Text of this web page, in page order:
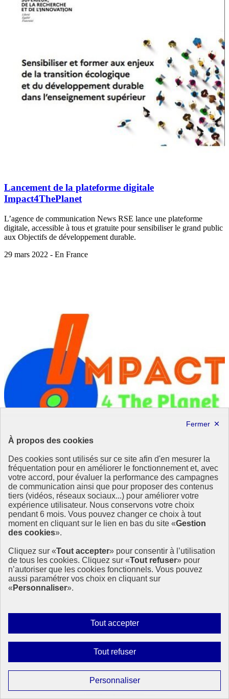
À propos des cookies
Des cookies sont utilisés sur ce site afin d'en mesurer la
fréquentation pour en améliorer le fonctionnement et, avec
votre accord, pour évaluer la performance des campagnes
de communication ainsi que pour proposer des contenus
tiers (vidéos, réseaux sociaux...) pour améliorer votre
expérience utilisateur. Nous conservons votre choix
pendant 6 mois. Vous pouvez changer ce choix à tout
moment en cliquant sur le lien en bas du site «Gestion
des cookies».
Cliquez sur «Tout accepter» pour consentir à l’utilisation
de tous les cookies. Cliquez sur «Tout refuser» pour
n’autoriser que les cookies fonctionnels. Vous pouvez
aussi paramétrer vos choix en cliquant sur
« Personnaliser».
Tout accepterAutoriser
tous
Tout refuserInterdire
tous
PersonnaliserParamétrer
les
Lancement de la plateforme digitale
Impact4ThePlanet
L’agence de communication News RSE lance une plateforme
digitale, accessible à tous et gratuite pour sensibiliser le grand public
aux Objectifs de développement durable.
29 mars 2022 - En France
Evaluer la région Grand Est au regard des ODD
Dans la lignée des régions Occitanie, Normandie, Pays de la Loire
ou Provence Alpes Côte d’Azur, au tour de Grand Est de publier un
pour tenir compte de spécificités régionales ou de la disponibilité de
nouveaux indicateurs.
18 mars 2022 - En France